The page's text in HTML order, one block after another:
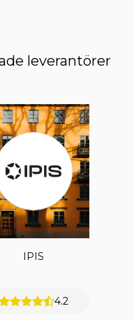
leverantörer
IPIS
4.2